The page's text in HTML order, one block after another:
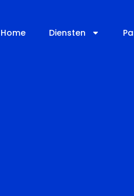
Home Diensten